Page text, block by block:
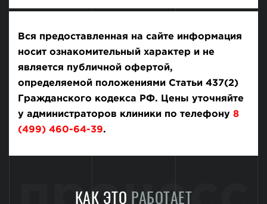
Вся предоставленная на сайте информация
носит ознакомительный характер и не
является публичной офертой,
определяемой положениями Статьи 437(2)
Гражданского кодекса РФ. Цены уточняйте
у администраторов клиники по телефону 8
(499) 460-64-39.
КАК ЭТО РАБОТАЕТ